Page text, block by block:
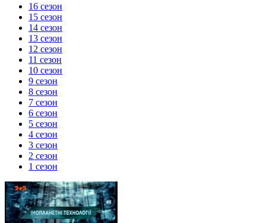
16 сезон
15 сезон
14 сезон
13 сезон
12 сезон
11 сезон
10 сезон
9 сезон
8 сезон
7 сезон
6 сезон
5 сезон
4 сезон
3 сезон
2 сезон
1 сезон